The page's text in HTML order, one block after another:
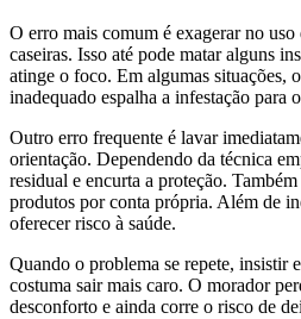
O erro mais comum é exagerar no uso
caseiras. Isso até pode matar alguns
atinge o foco. Em algumas situações,
inadequado espalha a infestação para
Outro erro frequente é lavar
orientação. Dependendo da técnica
residual e encurta a proteção.
produtos por conta própria. Além de
oferecer risco à saúde.
Quando o problema se repete, insistir
costuma sair mais caro. O morador
desconforto e ainda corre o risco de